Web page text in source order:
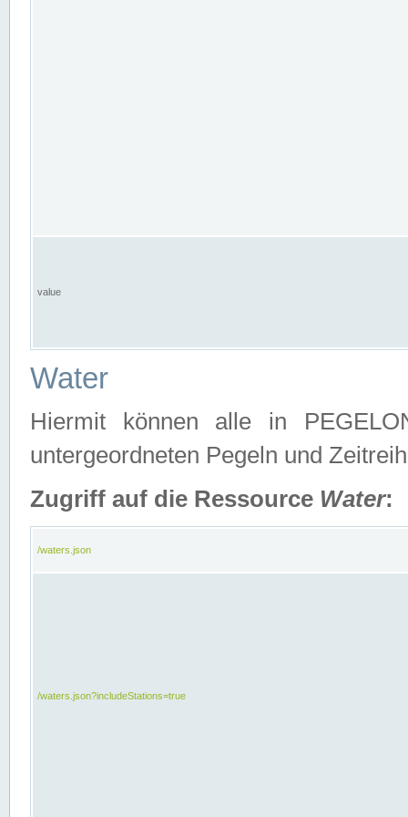
value
Water
Hiermit können alle in
untergeordneten Pegeln und
Zugriff auf die Ressource Water:
/waters.json
/waters.json?includeStations=true